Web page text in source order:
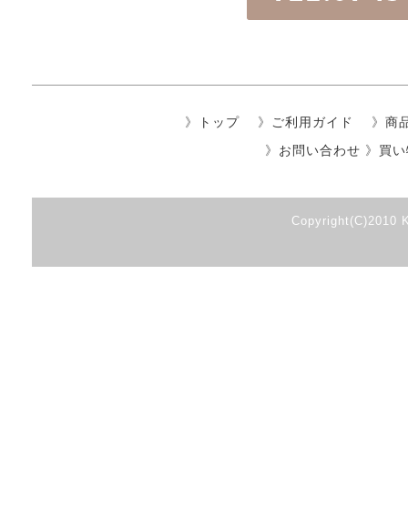
》 トップ》 ご利用ガイド 》 商
》 お問い合わせ 》 買
Copyright(C)2010